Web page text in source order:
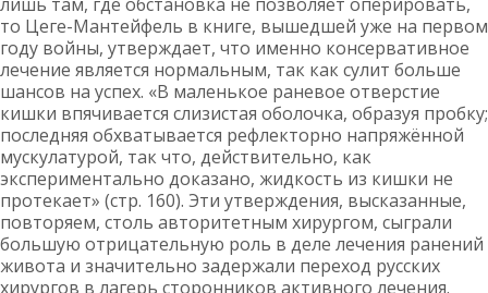
то Цеге-Мантейфель в книге, вышедшей уже на первом
году войны, утверждает, что именно консервативное
лечение является нормальным, так как сулит больше
шансов на успех. «В маленькое раневое отверстие
кишки впячивается слизистая оболочка, образуя пробку;
последняя обхватывается рефлекторно напряжённой
мускулатурой, так что, действительно, как
экспериментально доказано, жидкость из кишки не
протекает» (стр. 160). Эти утверждения, высказанные,
повторяем, столь авторитетным хирургом, сыграли
большую отрицательную роль в деле лечения ранений
живота и значительно задержали переход русских
хирургов в лагерь сторонников активного лечения.